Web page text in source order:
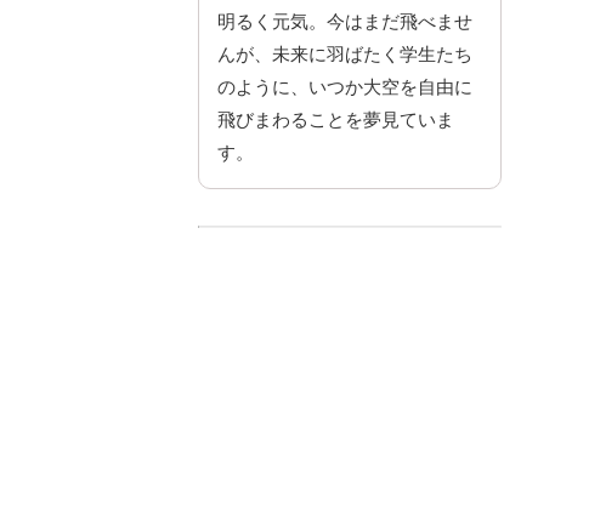
明るく元気。今はまだ飛べませ
んが、未来に羽ばたく学生たち
のように、いつか大空を自由に
飛びまわることを夢見ていま
す。